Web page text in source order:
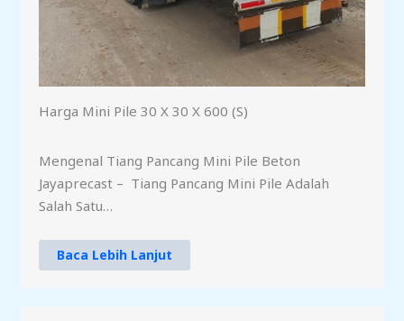
Harga Mini Pile 30 X 30 X 600 (S)
Mengenal Tiang Pancang Mini Pile Beton
Jayaprecast – Tiang Pancang Mini Pile Adalah
Salah Satu…
Baca Lebih Lanjut